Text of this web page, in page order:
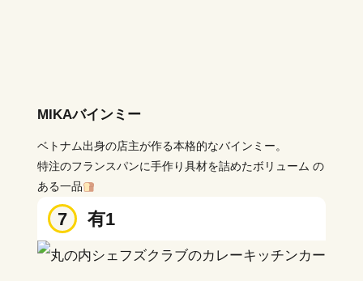
MIKAバインミー
ベトナム出身の店主が作る本格的なバインミー。
特注のフランスパンに手作り具材を詰めたボリューム の
ある一品
7 有1